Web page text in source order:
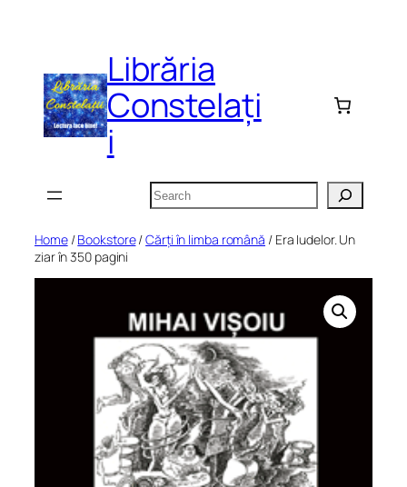
Librăria
Constelați
i
Search
Home/Bookstore/Cărți în limba română / Era Iudelor. Un
ziar în 350 pagini